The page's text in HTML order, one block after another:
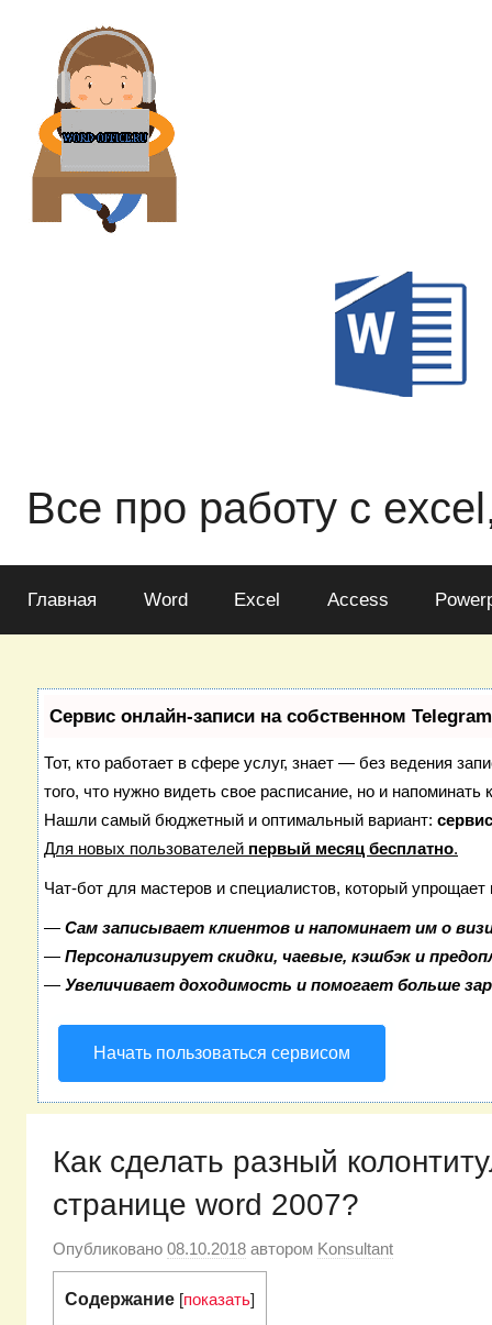
содержимому
Все про работу с
Главная Word Excel Access
Сервис онлайн-записи на собственном
Тот, кто работает в сфере услуг, знает — без ведения
того, что нужно видеть свое расписание, но и напоминать
Нашли самый бюджетный и оптимальный вариант:
Для новых пользователей первый месяц бесплатно.
Чат-бот для мастеров и специалистов, который упрощает
— Сам записывает клиентов и напоминает им о
— Персонализирует скидки, чаевые, кэшбэк и
— Увеличивает доходимость и помогает больше
Начать пользоваться сервисом
Как сделать разный
странице word 2007?
Опубликовано 08.10.2018 автором Konsultant
Содержание [показать]